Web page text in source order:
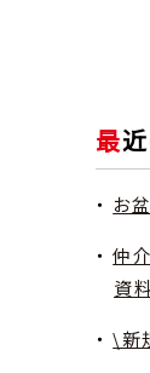
最
お
仲
資
\新